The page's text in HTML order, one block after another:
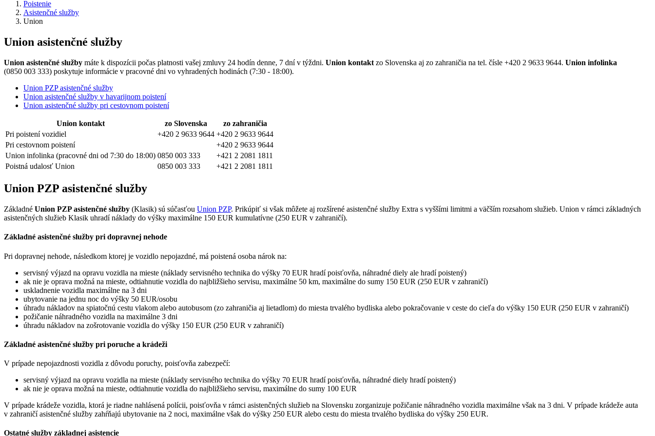
Poistenie
Asistenčné služby
Union
Union asistenčné služby
Union asistenčné služby máte k dispozícii počas platnosti vašej zmluvy 24 hodín denne, 7 dní v týždni. Union kontakt zo Slovenska aj zo zahraničia na tel. čísle +420 2 9633 9644. Union infolinka
(0850 003 333) poskytuje informácie v pracovné dni vo vyhradených hodinách (7:30 - 18:00).
Union PZP asistenčné služby
Union asistenčné služby v havarijnom poistení
Union asistenčné služby pri cestovnom poistení
Union kontakt zo Slovenska
zo zahraničia
Pri poistení vozidiel
+420 2 9633 9644 +420 2 9633 9644
Pri cestovnom poistení
+420 2 9633 9644
Union infolinka (pracovné dni od 7:30 do 18:00) 0850 003 333
+421 2 2081 1811
Poistná udalosť Union
0850 003 333 +421 2 2081 1811
Union PZP asistenčné služby
Základné Union PZP asistenčné služby (Klasik) sú súčasťou Union PZP. Prikúpiť si však môžete aj rozšírené asistenčné služby Extra s vyššími limitmi a väčším rozsahom služieb. Union v rámci základných
asistenčných služieb Klasik uhradí náklady do výšky maximálne 150 EUR kumulatívne (250 EUR v zahraničí).
Základné asistenčné služby pri dopravnej nehode
Pri dopravnej nehode, následkom ktorej je vozidlo nepojazdné, má poistená osoba nárok na:
servisný výjazd na opravu vozidla na mieste (náklady servisného technika do výšky 70 EUR hradí poisťovňa, náhradné diely ale hradí poistený)
ak nie je oprava možná na mieste, odtiahnutie vozidla do najbližšieho servisu, maximálne 50 km, maximálne do sumy 150 EUR (250 EUR v zahraničí)
uskladnenie vozidla maximálne na 3 dni
ubytovanie na jednu noc do výšky 50 EUR/osobu
úhradu nákladov na spiatočnú cestu vlakom alebo autobusom (zo zahraničia aj lietadlom) do miesta trvalého bydliska alebo pokračovanie v ceste do cieľa do výšky 150 EUR (250 EUR v zahraničí)
požičanie náhradného vozidla na maximálne 3 dni
úhradu nákladov na zošrotovanie vozidla do výšky 150 EUR (250 EUR v zahraničí)
Základné asistenčné služby pri poruche a krádeži
V prípade nepojazdnosti vozidla z dôvodu poruchy, poisťovňa zabezpečí:
servisný výjazd na opravu vozidla na mieste (náklady servisného technika do výšky 70 EUR hradí poisťovňa, náhradné diely hradí poistený)
ak nie je oprava možná na mieste, odtiahnutie vozidla do najbližšieho servisu, maximálne do sumy 100 EUR
V prípade krádeže vozidla, ktorá je riadne nahlásená polícii, poisťovňa v rámci asistenčných služieb na Slovensku zorganizuje požičanie náhradného vozidla maximálne však na 3 dni. V prípade krádeže auta
v zahraničí asistenčné služby zahŕňajú ubytovanie na 2 noci, maximálne však do výšky 250 EUR alebo cestu do miesta trvalého bydliska do výšky 250 EUR.
Ostatné služby základnej asistencie